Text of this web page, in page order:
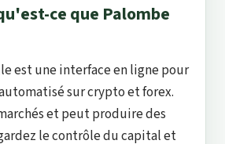
ce que Palombe
est une interface en ligne pour
sur crypto et forex.
et peut produire des
le contrôle du capital et